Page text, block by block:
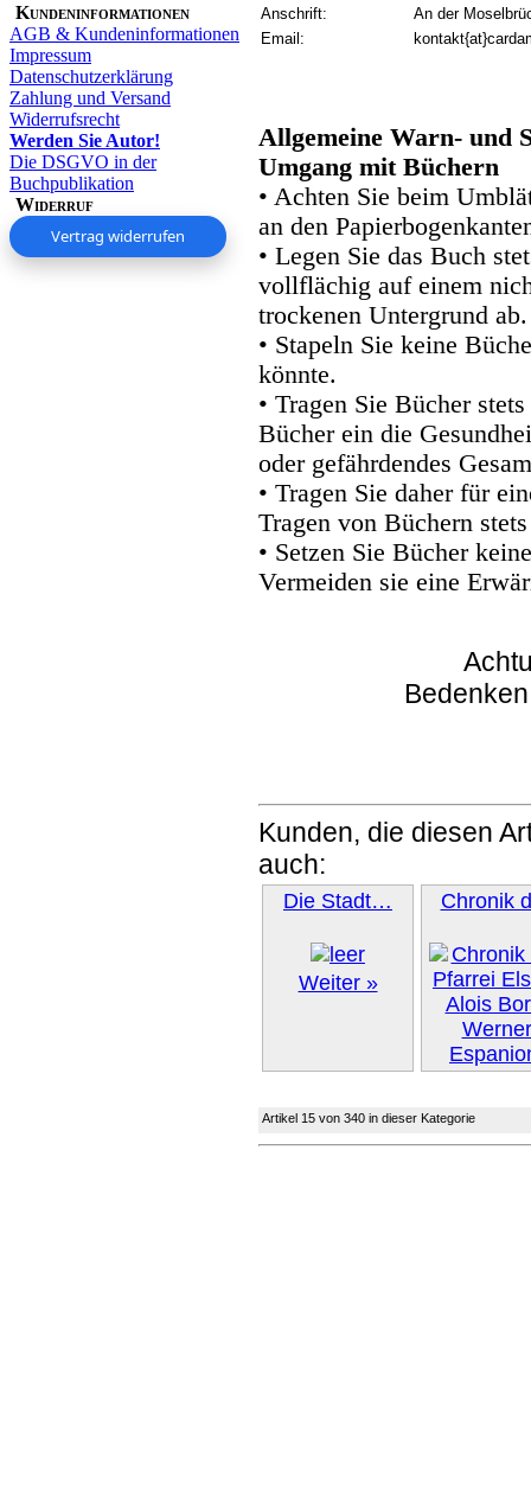
Kundeninformationen
AGB & Kundeninformationen
Impressum
Datenschutzerklärung
Zahlung und Versand
Widerrufsrecht
Werden Sie Autor!
Die DSGVO in der
Buchpublikation
Widerruf
Vertrag widerrufen
Anschrift:
An der
Email:
Allgemeine Warn- und
Umgang mit Büchern
• Achten Sie beim
an den
• Legen Sie das Buch
vollflächig auf einem
trockenen Untergrund ab.
• Stapeln Sie keine
könnte.
• Tragen Sie Bücher
Bücher ein die
oder gefährdendes
• Tragen Sie daher für
Tragen von Büchern
• Setzen Sie Bücher
Vermeiden sie eine
Kunden, die diesen
auch:
Die Stadt…
Weiter »
Chronik
Artikel 15 von 340 in dieser Kategorie